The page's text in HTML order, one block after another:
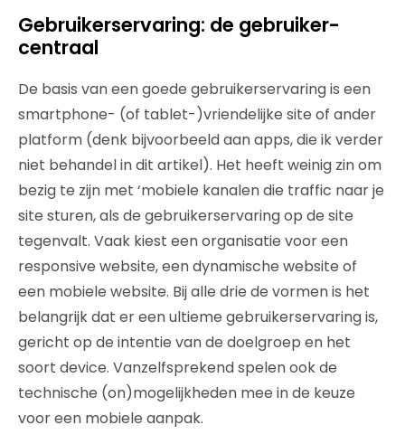
Gebruikerservaring: de gebruiker-
centraal
De basis van een goede gebruikerservaring is een
smartphone- (of tablet-)vriendelijke site of ander
platform (denk bijvoorbeeld aan apps, die ik verder
niet behandel in dit artikel). Het heeft weinig zin om
bezig te zijn met ‘mobiele kanalen die traffic naar je
site sturen, als de gebruikerservaring op de site
tegenvalt. Vaak kiest een organisatie voor een
responsive website, een dynamische website of
een mobiele website. Bij alle drie de vormen is het
belangrijk dat er een ultieme gebruikerservaring is,
gericht op de intentie van de doelgroep en het
soort device. Vanzelfsprekend spelen ook de
technische (on)mogelijkheden mee in de keuze
voor een mobiele aanpak.